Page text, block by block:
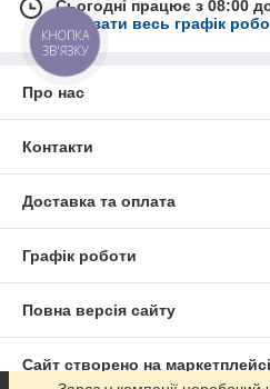
Сьогодні працює з 08:00
Показати весь графік
Про нас
Контакти
Доставка та оплата
Графік роботи
Повна версія сайту
Сайт створено на маркетплейсі
КНОПКА
ЗВ'ЯЗКУ